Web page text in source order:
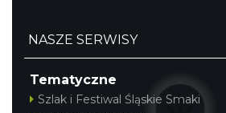
NASZE SERWISY
Tematyczne
Szlak i Festiwal Śląskie Smaki